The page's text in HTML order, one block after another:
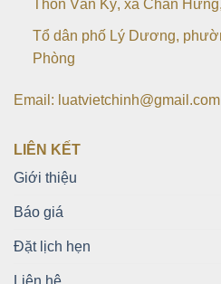
Thôn Vân Kỳ, xã Chấn
Tổ dân phố Lý Dương,
Phòng
Email: luatvietchinh@gmail.com
LIÊN KẾT
Giới thiệu
Báo giá
Đặt lịch hẹn
Liên hệ